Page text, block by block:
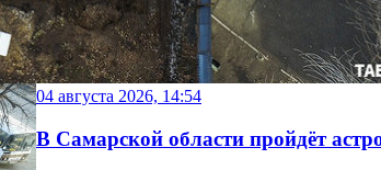
04 августа 2026, 14:54
В Самарской области пройдёт